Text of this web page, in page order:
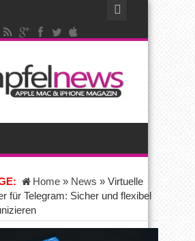
Home » News » Virtuelle
für Telegram: Sicher und flexibel